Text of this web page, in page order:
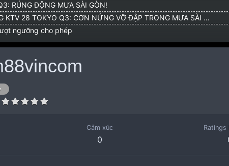
RÚNG ĐỘNG MƯA SÀI GÒN!
KTV 28 TOKYO Q3: CƠN NỨNG VỠ ĐẬP TRONG MƯA SÀI Gon
ngưỡng cho phép
Cảm xúc
0
Ratings